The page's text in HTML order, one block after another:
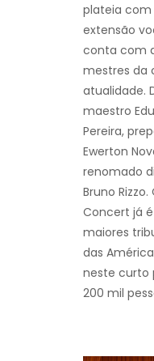
plateia
extensão
conta com
mestres da
atualidade.
maestro
Pereira,
Ewerton
renomado
Bruno
Concert já
maiores
das
neste curto
200 mil